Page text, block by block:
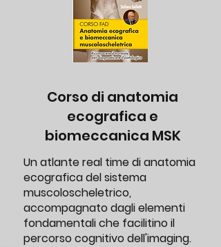
Corso di anatomia
ecografica e
biomeccanica MSK
Un atlante real time di anatomia
ecografica del sistema
muscoloscheletrico,
accompagnato dagli elementi
fondamentali che facilitino il
percorso cognitivo dell'imaging.